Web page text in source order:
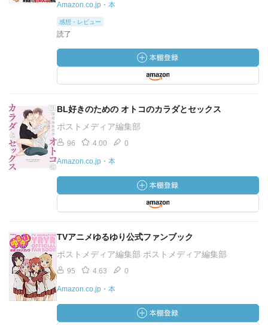
Amazon.co.jp・本
感想・レビュー
読了
BL好きのための オトコのカラダとセックス
ポストメディア編集部
96 4.00 0
Amazon.co.jp・本
TVアニメゆるゆり公式ファンブック
ポストメディア編集部 ポストメディア編集部
95 4.63 0
Amazon.co.jp・本